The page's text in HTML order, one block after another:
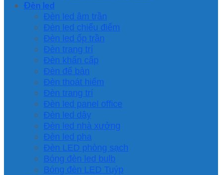
Đèn led
Đèn led âm trần
Đèn led chiếu điểm
Đèn led ốp trần
Đèn trang trí
Đèn khẩn cấp
Đèn để bàn
Đèn thoát hiểm
Đèn trang trí
Đèn led panel office
Đèn led dây
Đèn led nhà xưởng
Đèn led pha
Đèn LED phòng sạch
Bóng đèn led bulb
Bóng đèn LED Tuýp